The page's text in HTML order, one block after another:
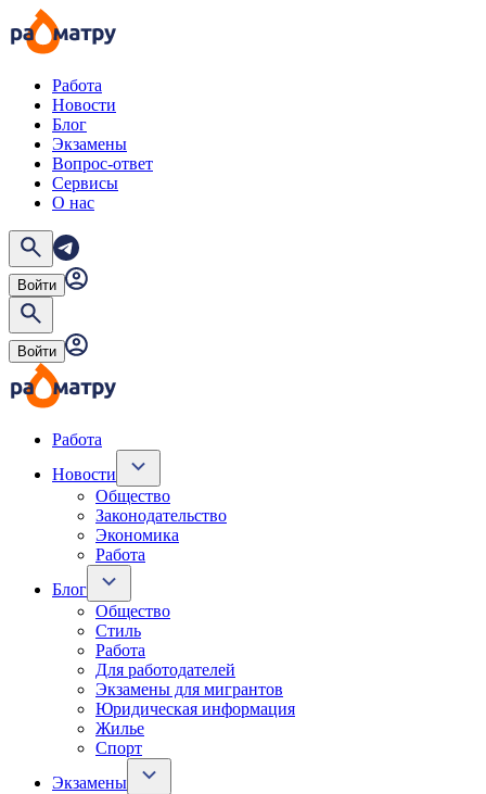
Работа
Новости
Блог
Экзамены
Вопрос-ответ
Сервисы
О нас
Войти
Войти
Работа
Новости
Общество
Законодательство
Экономика
Работа
Блог
Общество
Стиль
Работа
Для работодателей
Экзамены для мигрантов
Юридическая информация
Жилье
Спорт
Экзамены